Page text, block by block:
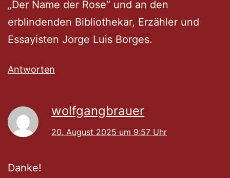
„Der Name der Rose“ und an den
erblindenden Bibliothekar, Erzähler und
Essayisten Jorge Luis Borges.
Antworten
wolfgangbrauer
20. August 2025 um 9:57 Uhr
Danke!